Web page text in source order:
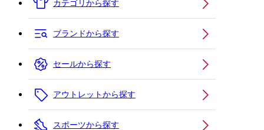
カテゴリから探す
ブランドから探す
セールから探す
アウトレットから探す
スポーツから探す